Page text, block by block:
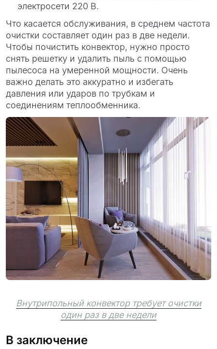
электросети 220 В.
Что касается обслуживания, в среднем частота
очистки составляет один раз в две недели.
Чтобы почистить конвектор, нужно просто
снять решетку и удалить пыль с помощью
пылесоса на умеренной мощности. Очень
важно делать это аккуратно и избегать
давления или ударов по трубкам и
соединениям теплообменника.
Внутрипольный конвектор требует очистки
один раз в две недели
В заключение